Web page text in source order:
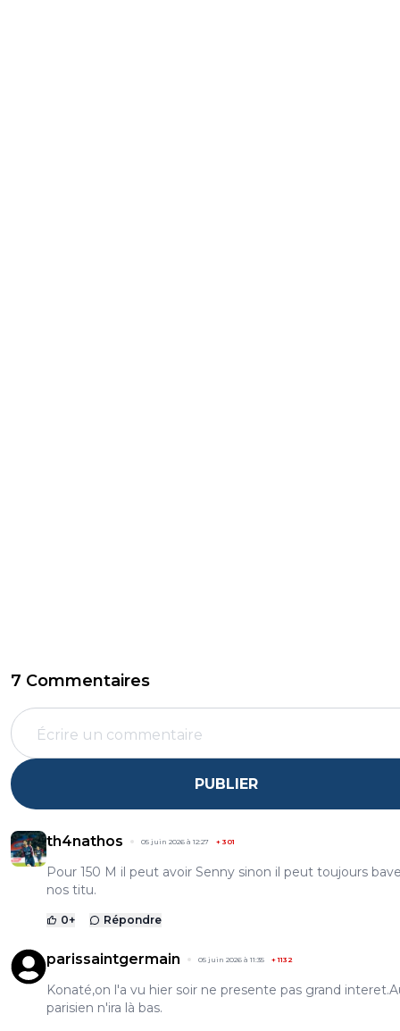
7 Commentaires
PUBLIER
th4nathos 05 juin 2026 à 12:27 + 301
Pour 150 M il peut avoir Senny sinon il peut toujours
nos titu.
0+ Répondre
parissaintgermain 05 juin 2026 à 11:35 +1132
Konaté,on l'a vu hier soir ne presente pas grand
parisien n'ira là bas.